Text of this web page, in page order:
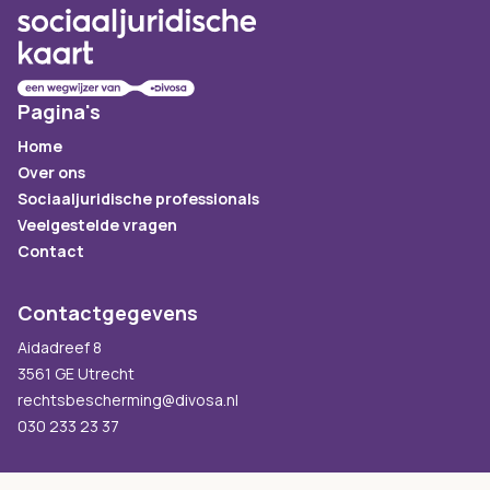
Pagina's
Home
Over ons
Sociaaljuridische professionals
Veelgestelde vragen
Contact
Contactgegevens
Aidadreef 8
3561 GE Utrecht
rechtsbescherming@divosa.nl
030 233 23 37